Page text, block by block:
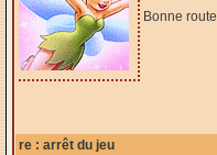
Bonne route
re : arrêt du jeu